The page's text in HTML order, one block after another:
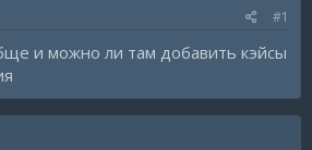
#1
и можно ли там добавить кэйсы